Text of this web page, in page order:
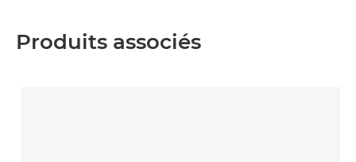
Produits associés